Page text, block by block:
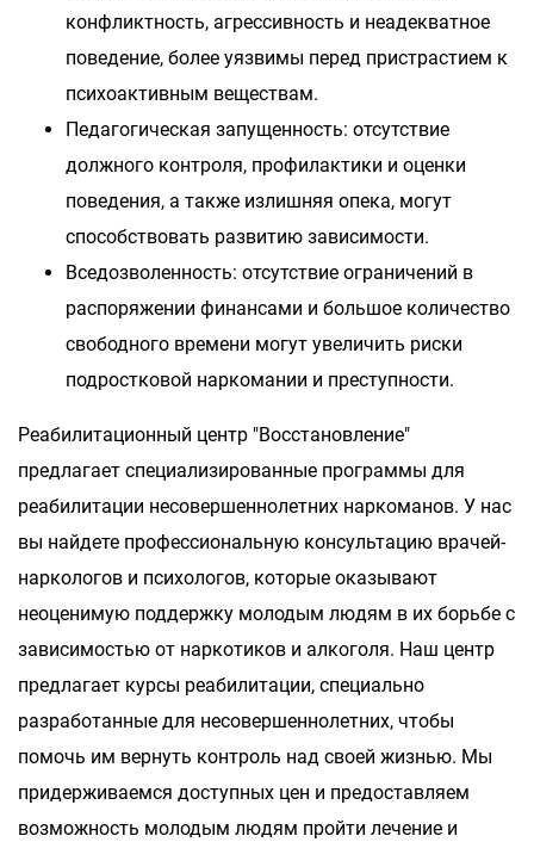
конфликтность, агрессивность и неадекватное
поведение, более уязвимы перед пристрастием к
психоактивным веществам.
Педагогическая запущенность: отсутствие
должного контроля, профилактики и оценки
поведения, а также излишняя опека, могут
способствовать развитию зависимости.
Вседозволенность: отсутствие ограничений в
распоряжении финансами и большое количество
свободного времени могут увеличить риски
подростковой наркомании и преступности.
Реабилитационный центр "Восстановление"
предлагает специализированные программы для
реабилитации несовершеннолетних наркоманов. У нас
вы найдете профессиональную консультацию врачей-
наркологов и психологов, которые оказывают
неоценимую поддержку молодым людям в их борьбе с
зависимостью от наркотиков и алкоголя. Наш центр
предлагает курсы реабилитации, специально
разработанные для несовершеннолетних, чтобы
помочь им вернуть контроль над своей жизнью. Мы
придерживаемся доступных цен и предоставляем
возможность молодым людям пройти лечение и